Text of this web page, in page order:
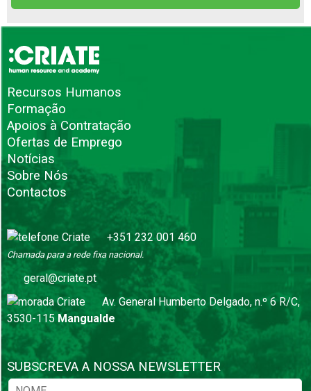
Recursos Humanos
Formação
Apoios à Contratação
Ofertas de Emprego
Notícias
Sobre Nós
Contactos
+351 232 001 460
Chamada para a rede fixa nacional.
geral@criate.pt
Av. General Humberto Delgado, n.º 6 R/C,
3530-115Mangualde
SUBSCREVA A NOSSA NEWSLETTER